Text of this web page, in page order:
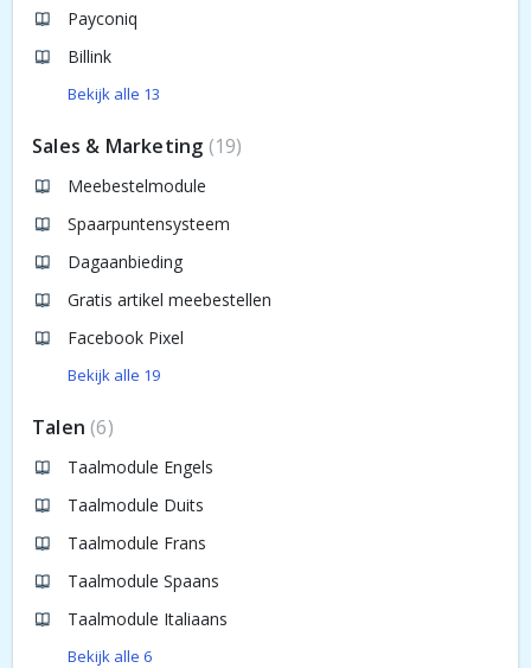
Payconiq
Billink
Bekijk alle 13
Sales & Marketing 19
Meebestelmodule
Spaarpuntensysteem
Dagaanbieding
Gratis artikel meebestellen
Facebook Pixel
Bekijk alle 19
Talen 6
Taalmodule Engels
Taalmodule Duits
Taalmodule Frans
Taalmodule Spaans
Taalmodule Italiaans
Bekijk alle 6